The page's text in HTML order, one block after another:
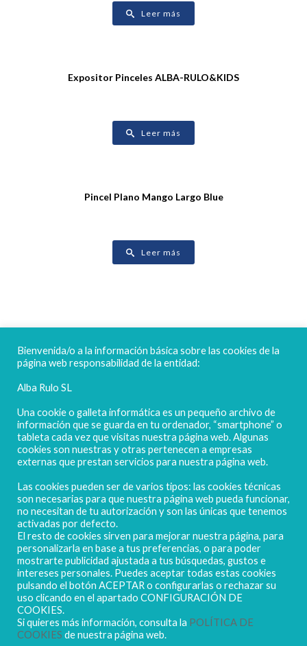
Leer más
Expositor Pinceles ALBA-RULO&KIDS
Leer más
Pincel Plano Mango Largo Blue
Leer más
FELICES FIESTAS
POLIGONO CAMPORROSO P-D, Nº4
02520 - CHINCHILLA DE MONTEARAGÓN
(ALBACETE) Spain
Tel. + 34 967 218 812 - info@abr.com.es
Copyright ALBARULO © 2020 | Todos los derechos reservados
Bienvenida/o a la información básica sobre las cookies de la
página web responsabilidad de la entidad:
Alba Rulo SL
Una cookie o galleta informática es un pequeño archivo de
información que se guarda en tu ordenador, “smartphone” o
tableta cada vez que visitas nuestra página web. Algunas
cookies son nuestras y otras pertenecen a empresas
externas que prestan servicios para nuestra página web.
Las cookies pueden ser de varios tipos: las cookies técnicas
son necesarias para que nuestra página web pueda funcionar,
no necesitan de tu autorización y son las únicas que tenemos
activadas por defecto.
El resto de cookies sirven para mejorar nuestra página, para
personalizarla en base a tus preferencias, o para poder
mostrarte publicidad ajustada a tus búsquedas, gustos e
intereses personales. Puedes aceptar todas estas cookies
pulsando el botón ACEPTAR o configurarlas o rechazar su
uso clicando en el apartado CONFIGURACIÓN DE
COOKIES.
Si quieres más información, consulta la POLÍTICA DE
COOKIES de nuestra página web.